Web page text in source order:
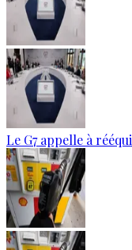
Le G7 appelle à